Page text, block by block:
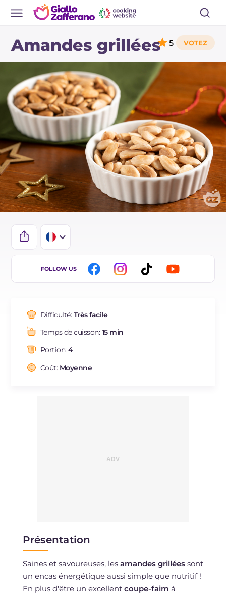
Amandes grillées 5
IT
DE
BR
NL
FOLLOW US
Difficulté:Très facile
Temps de cuisson:15 min
Portion:4
Coût: Moyenne
Présentation
Saines et savoureuses, les amandes grilléessont
un encas énergétique aussi simple que nutritif !
En plus d'être un excellent coupe-faim à